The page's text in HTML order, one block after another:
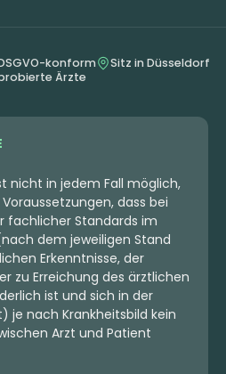
konform
Sitz in Düsseldorf
Ärzte
nicht in jedem Fall möglich,
dass bei
fachlicher Standards im
dem jeweiligen Stand
Erkenntnisse, der
zu Erreichung des ärztlichen
ist und sich in der
je nach Krankheitsbild kein
Arzt und Patient